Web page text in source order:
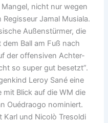
nicht nur wegen
Jamal Musiala.
Außenstürmer, die
Ball am Fuß nach
der offensiven Achter-
so super gut besetzt”.
Leroy Sané eine
Blick auf die WM die
Ouédraogo nominiert.
Karl und Nicolò Tresoldi